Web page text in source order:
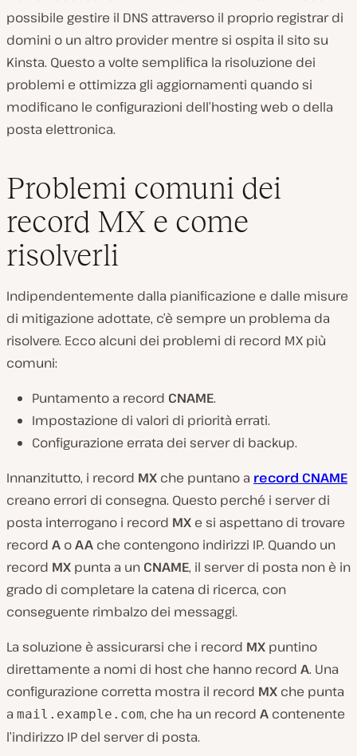
possibile gestire il DNS attraverso il proprio registrar di
domini o un altro provider mentre si ospita il sito su
Kinsta. Questo a volte semplifica la risoluzione dei
problemi e ottimizza gli aggiornamenti quando si
modificano le configurazioni dell’hosting web o della
posta elettronica.
Problemi comuni dei
record MX e come
risolverli
Indipendentemente dalla pianificazione e dalle misure
di mitigazione adottate, c’è sempre un problema da
risolvere. Ecco alcuni dei problemi di record MX più
comuni:
Puntamento a record CNAME.
Impostazione di valori di priorità errati.
Configurazione errata dei server di backup.
Innanzitutto, i record MX che puntano a record CNAME
creano errori di consegna. Questo perché i server di
posta interrogano i record MX e si aspettano di trovare
record A oAA che contengono indirizzi IP. Quando un
record MX punta a un CNAME, il server di posta non è in
grado di completare la catena di ricerca, con
conseguente rimbalzo dei messaggi.
La soluzione è assicurarsi che i record MX puntino
direttamente a nomi di host che hanno record A. Una
configurazione corretta mostra il record MX che punta
a mail.example.com, che ha un record A contenente
l’indirizzo IP del server di posta.